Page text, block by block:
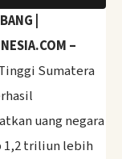
|
–
Sumatera
uang negara
1,2 triliun lebih